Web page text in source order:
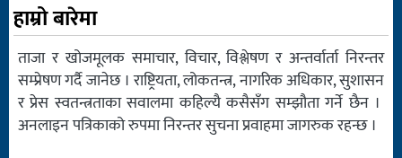
हाम्रो बारेमा
ताजा र खोजमूलक समाचार, विचार, विश्लेषण र अन्तर्वार्ता निरन्तर
सम्प्रेषण गर्दै जानेछ । राष्ट्रियता, लोकतन्त्र, नागरिक अधिकार, सुशासन
र प्रेस स्वतन्त्रताका सवालमा कहिल्यै कसैसँग सम्झौता गर्ने छैन ।
अनलाइन पत्रिकाको रुपमा निरन्तर सुचना प्रवाहमा जागरुक रहन्छ ।